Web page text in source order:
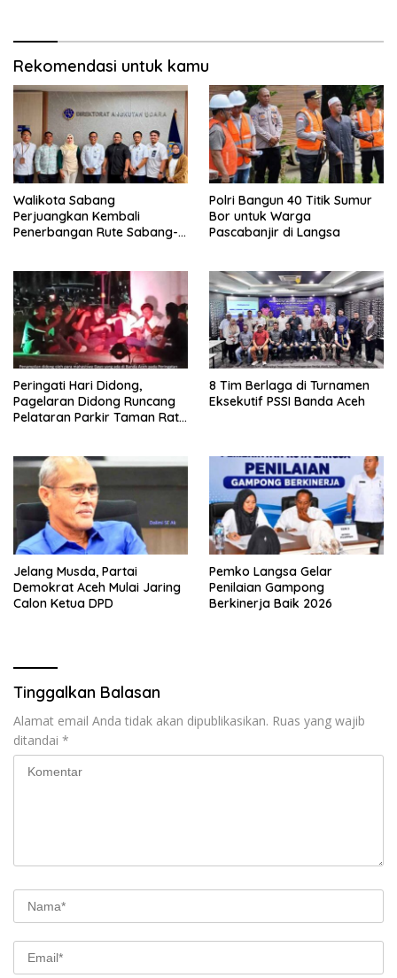
Rekomendasi untuk kamu
Walikota Sabang
Perjuangkan Kembali
Penerbangan Rute Sabang-
Polri Bangun 40 Titik Sumur
Bor untuk Warga
Pascabanjir di Langsa
Peringati Hari Didong,
Pagelaran Didong Runcang
Pelataran Parkir Taman Ratu
8 Tim Berlaga di Turnamen
Eksekutif PSSI Banda Aceh
Jelang Musda, Partai
Demokrat Aceh Mulai Jaring
Calon Ketua DPD
Pemko Langsa Gelar
Penilaian Gampong
Berkinerja Baik 2026
Tinggalkan Balasan
Alamat email Anda tidak akan dipublikasikan. Ruas yang wajib
ditandai *